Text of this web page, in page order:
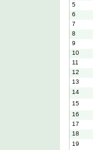
5
6
7
8
9
10
11
12
13
14
15
16
17
18
19